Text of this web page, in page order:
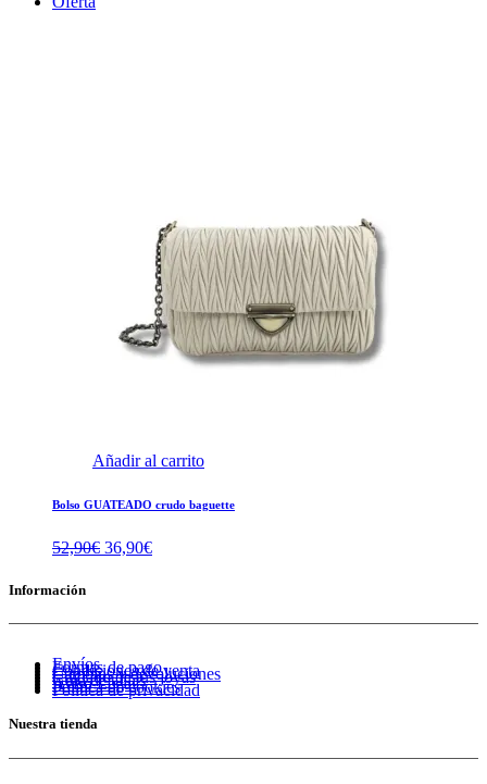
Añadir al carrito
Bolso GUATEADO crudo baguette
52,90€ El
52,90€.
36,90€El
36,90€.
Información
Envíos
Formas de pago
Condiciones de venta
Cambios y devoluciones
Cuidado de tus joyas
Guía de tallas
Aviso Legal
Política de cookies
Política de privacidad
Nuestra tienda